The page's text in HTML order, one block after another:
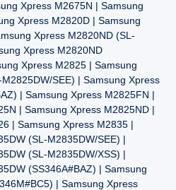
Xpress M2675N | Samsung
Xpress M2820D | Samsung
Xpress M2820ND (SL-
Xpress M2820ND
Xpress M2825 | Samsung
SEE) | Samsung Xpress
| Samsung Xpress M2825FN |
| Samsung Xpress M2825ND |
| Samsung Xpress M2835 |
(SL-M2835DW/SEE) |
(SL-M2835DW/XSS) |
(SS346A#BAZ) | Samsung
| Samsung Xpress